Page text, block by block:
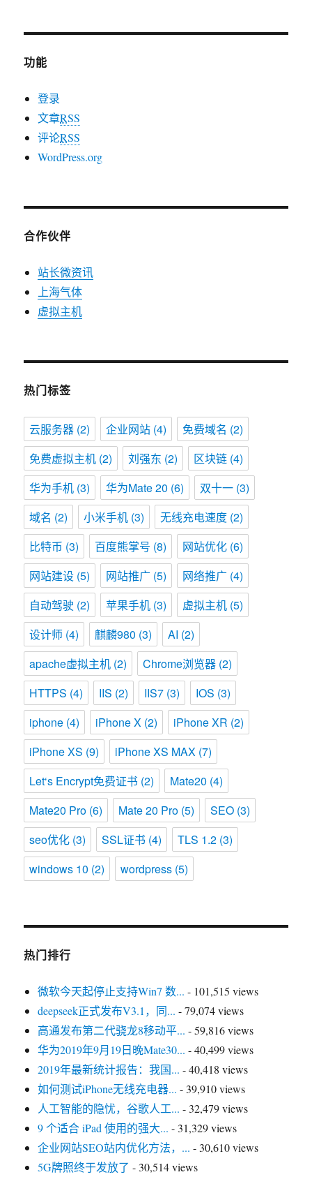
功能
登录
文章RSS
评论RSS
WordPress.org
合作伙伴
站长微资讯
上海气体
虚拟主机
热门标签
云服务器 (2) 企业网站 (4) 免费域名 (2)
免费虚拟主机 (2) 刘强东 (2) 区块链 (4)
华为手机 (3) 华为Mate 20 (6) 双十一 (3)
域名 (2) 小米手机 (3) 无线充电速度 (2)
比特币 (3) 百度熊掌号 (8) 网站优化 (6)
网站建设 (5) 网站推广 (5) 网络推广 (4)
自动驾驶 (2) 苹果手机 (3) 虚拟主机 (5)
设计师 (4) 麒麟980 (3) AI (2)
apache虚拟主机 (2) Chrome浏览器 (2)
HTTPS (4) IIS (2) IIS7 (3) IOS (3)
iphone (4) iPhone X (2) iPhone XR (2)
iPhone XS (9) iPhone XS MAX (7)
Let‘s Encrypt免费证书 (2) Mate20 (4)
Mate20 Pro (6) Mate 20 Pro (5) SEO (3)
seo优化 (3) SSL证书 (4) TLS 1.2 (3)
windows 10 (2) wordpress (5)
热门排行
微软今天起停止支持Win7 数... - 101,515 views
deepseek正式发布V3.1，同... - 79,074 views
高通发布第二代骁龙8移动平... - 59,816 views
华为2019年9月19日晚Mate30... - 40,499 views
2019年最新统计报告：我国... - 40,418 views
如何测试iPhone无线充电器... - 39,910 views
人工智能的隐忧，谷歌人工... - 32,479 views
9 个适合 iPad 使用的强大... - 31,329 views
企业网站SEO站内优化方法，... - 30,610 views
5G牌照终于发放了 - 30,514 views